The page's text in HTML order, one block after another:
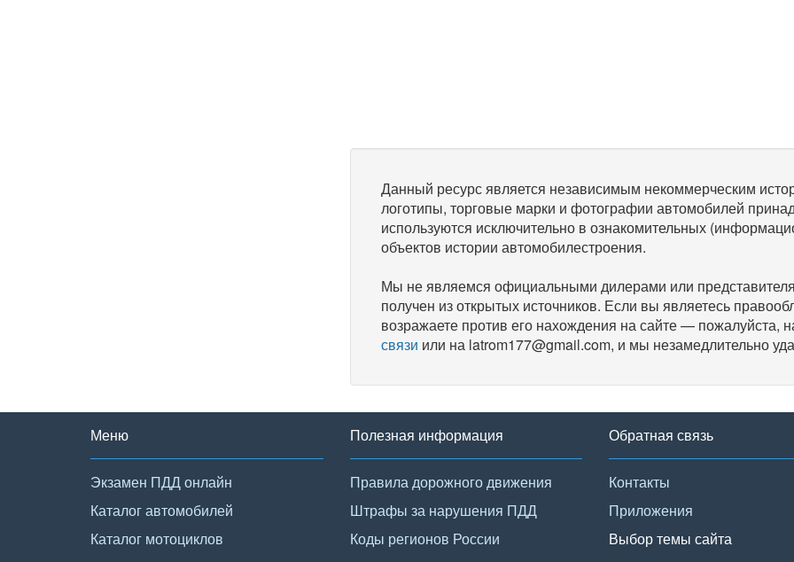
Данный ресурс является независимым некоммерческим
логотипы, торговые марки и фотографии автомобилей
используются исключительно в ознакомительных
объектов истории автомобилестроения.
Мы не являемся официальными дилерами или
получен из открытых источников. Если вы являетесь
возражаете против его нахождения на сайте — пожалуйста,
связи или на latrom177@gmail.com, и мы незамедлительно
Меню
Экзамен ПДД онлайн
Каталог автомобилей
Каталог мотоциклов
Полезная информация
Правила дорожного движения
Штрафы за нарушения ПДД
Коды регионов России
Обратная связь
Контакты
Приложения
Выбор темы сайта